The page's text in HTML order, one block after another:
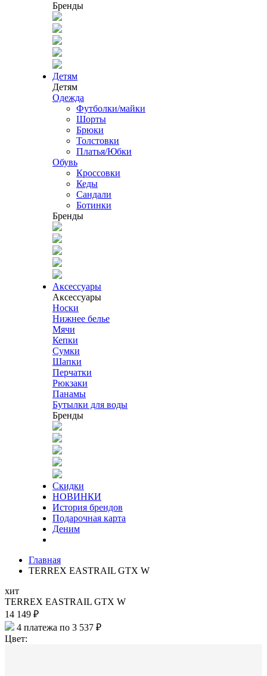
Бренды
Детям
Детям
Одежда
Футболки/майки
Шорты
Брюки
Толстовки
Платья/Юбки
Обувь
Кроссовки
Кеды
Сандали
Ботинки
Бренды
Аксессуары
Аксессуары
Носки
Нижнее белье
Мячи
Кепки
Сумки
Шапки
Перчатки
Рюкзаки
Панамы
Бутылки для воды
Бренды
Скидки
НОВИНКИ
История брендов
Подарочная карта
Деним
Главная
TERREX EASTRAIL GTX W
хит
TERREX EASTRAIL GTX W
14 149 ₽
4 платежа по 3 537 ₽
Цвет: